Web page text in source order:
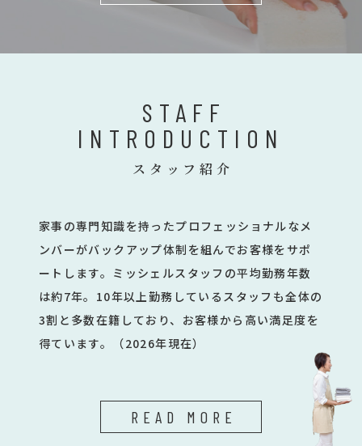
STAFF
INTRODUCTION
スタッフ紹介
家事の専門知識を持ったプロフェッショナルなメ
ンバーがバックアップ体制を組んでお客様をサポ
ートします。ミッシェルスタッフの平均勤務年数
は約7年。10年以上勤務しているスタッフも全体の
3割と多数在籍しており、お客様から高い満足度を
得ています。（2026年現在）
READ MORE